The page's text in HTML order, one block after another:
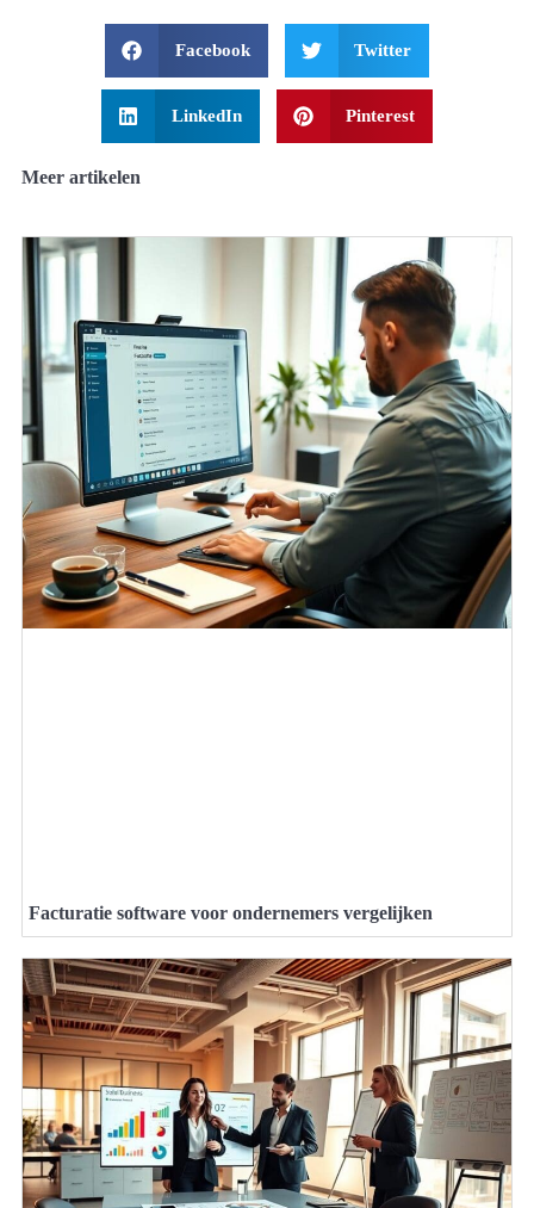
Facebook Twitter
LinkedIn Pinterest
Meer artikelen
Facturatie software voor ondernemers vergelijken